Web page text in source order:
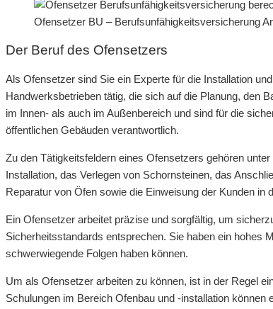
Ofensetzer BU – Berufsunfähigkeitsversicherung
Der Beruf des Ofensetzers
Als Ofensetzer sind Sie ein Experte für die Installation
Handwerksbetrieben tätig, die sich auf die Planung, den
im Innen- als auch im Außenbereich und sind für die
öffentlichen Gebäuden verantwortlich.
Zu den Tätigkeitsfeldern eines Ofensetzers gehören
Installation, das Verlegen von Schornsteinen, das
Reparatur von Öfen sowie die Einweisung der Kunden in
Ein Ofensetzer arbeitet präzise und sorgfältig, um
Sicherheitsstandards entsprechen. Sie haben ein hohes
schwerwiegende Folgen haben können.
Um als Ofensetzer arbeiten zu können, ist in der Regel
Schulungen im Bereich Ofenbau und -installation können